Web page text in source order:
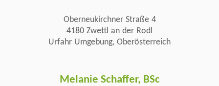
Oberneukirchner Straße 4
4180 Zwettl an der Rodl
Urfahr Umgebung, Oberösterreich
Melanie Schaffer, BSc